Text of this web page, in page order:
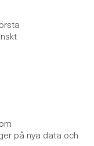
på nya data och